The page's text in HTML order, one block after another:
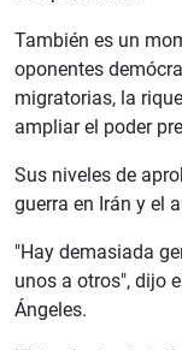
También es un
oponentes
migratorias, la
ampliar el poder
Sus niveles de
guerra en Irán y el
"Hay demasiada
unos a otros", dijo
Ángeles.